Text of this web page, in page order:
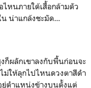
หนภายใต้เสื้อกล้ามตัว
น่าแกล้งชะมัด...
ผลักเขาลงกับพื้นก่อนจะ
ให้ลุกไปไหนดวงตาสีดำ
ตำแหน่งข้างบนตั้งแต่